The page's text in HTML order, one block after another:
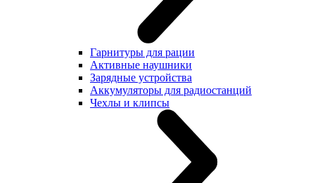
Гарнитуры для рации
Активные наушники
Зарядные устройства
Аккумуляторы для радиостанций
Чехлы и клипсы